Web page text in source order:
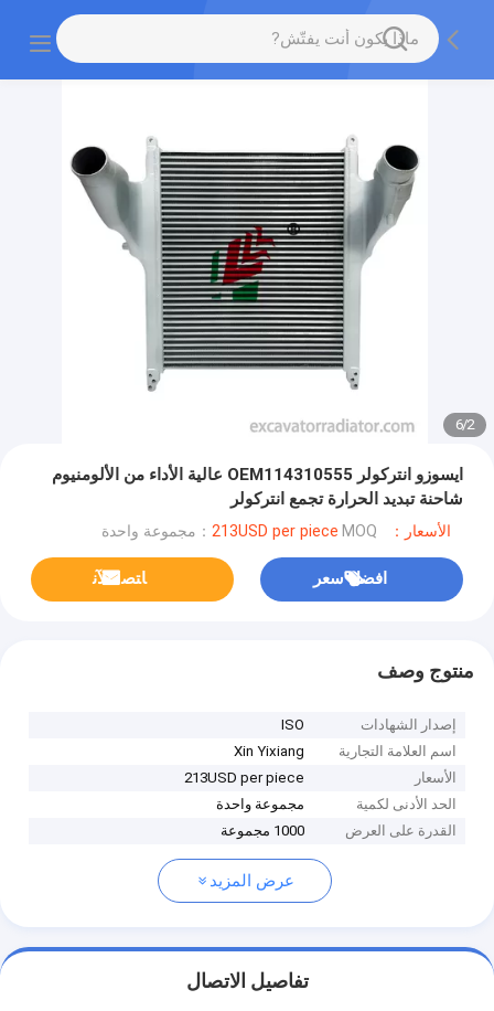
2
/
6
ايسوزو انتركولر OEM114310555 عالية الأداء من الألومنيوم
شاحنة تبديد الحرارة تجمع انتركولر
الأسعار：213USD per piece MOQ：مجموعة واحدة
افضل سعر ﺎﺘﺼﻟ ﺍﻶﻧ
منتوج وصف
إصدار الشهادات
ISO
اسم العلامة التجارية
Xin Yixiang
الأسعار
213USD per piece
الحد الأدنى لكمية
مجموعة واحدة
القدرة على العرض
1000 مجموعة
عرض المزيد
تفاصيل الاتصال